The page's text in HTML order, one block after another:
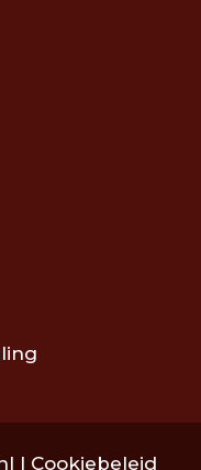
| Cookiebeleid